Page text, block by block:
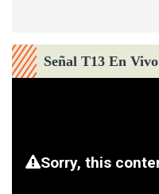
Señal T13 En Vivo